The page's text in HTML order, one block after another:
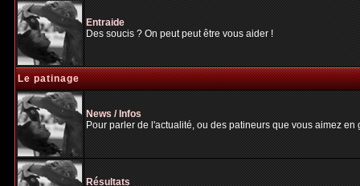
Entraide
Des soucis ? On peut peut être vous aider !
Le patinage
News / Infos
Pour parler de l'actualité, ou des patineurs que vous aimez
Résultats